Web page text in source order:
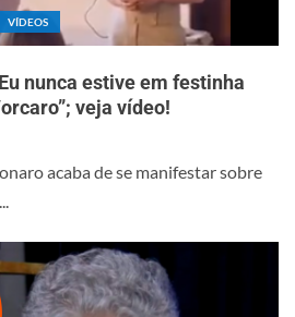
VÍDEOS
nunca estive em festinha
veja vídeo!
acaba de se manifestar sobre